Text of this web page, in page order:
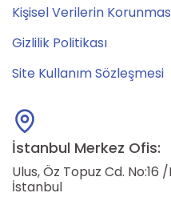
Kişisel Verilerin
Gizlilik Politikası
Site Kullanım Sözleşmesi
İstanbul Merkez Ofis:
Ulus, Öz Topuz Cd. No:16
İstanbul